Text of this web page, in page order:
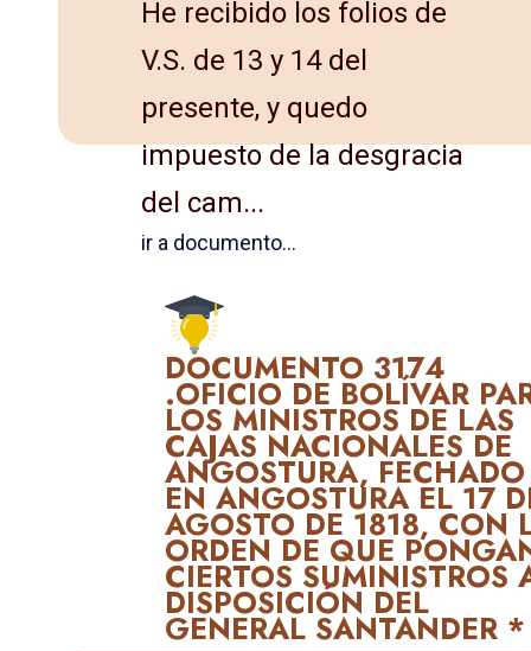
He recibido los folios de
V.S. de 13 y 14 del
presente, y que­do
impuesto de la desgracia
del cam...
ir a documento...
DOCUMENTO 3174
.OFICIO DE BOLÍVAR
LOS MINISTROS DE LAS
CAJAS NA­CIONALES DE
ANGOSTURA, FECHADO
EN ANGOSTURA EL 17
AGOSTO DE 1818, CON
ORDEN DE QUE
CIERTOS SUMINISTROS
DIS­POSICIÓN DEL
GENERAL SANTANDER *